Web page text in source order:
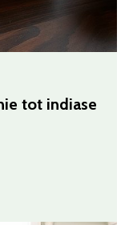
tot indiase